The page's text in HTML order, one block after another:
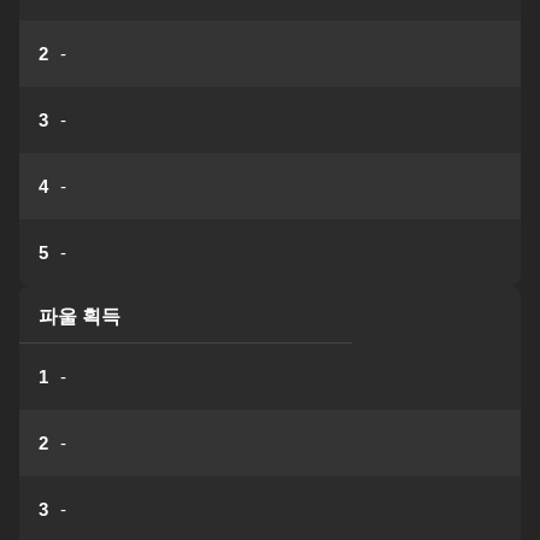
2 -
3 -
4 -
5 -
파울 획득
1 -
2 -
3 -